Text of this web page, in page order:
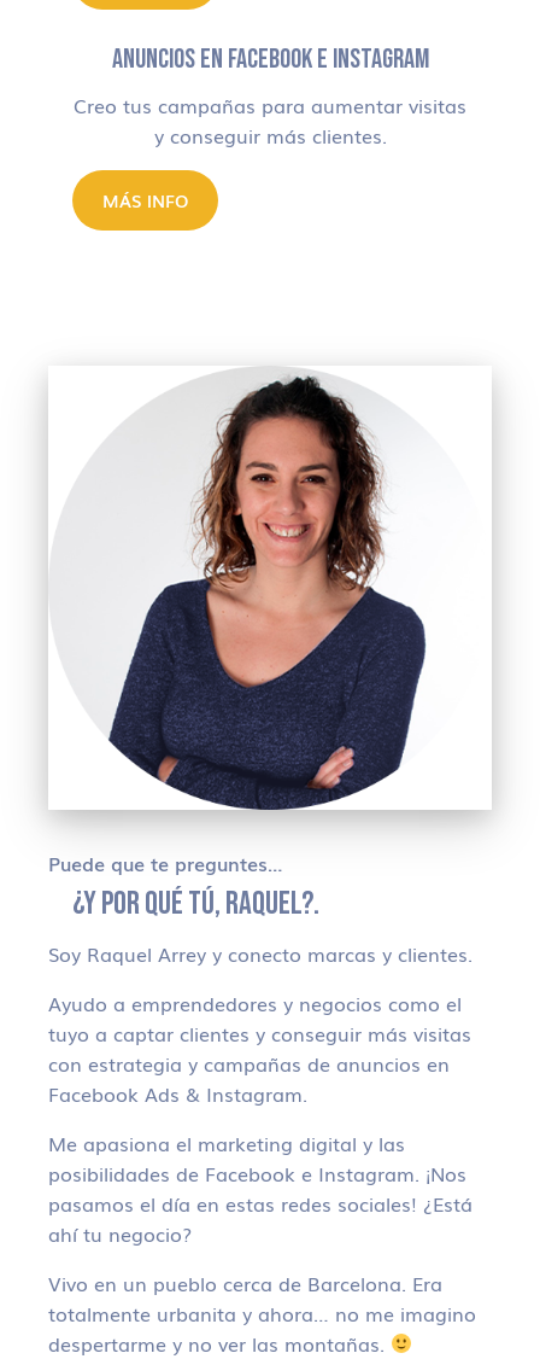
ANUNCIOS EN FACEBOOK E INSTAGRAM
Creo tus campañas para aumentar visitas
y conseguir más clientes.
MÁS INFO
Puede que te preguntes…
¿Y POR QUÉ TÚ, RAQUEL?.
Soy Raquel Arrey y conecto marcas y clientes.
Ayudo a emprendedores y negocios como el
tuyo a captar clientes y conseguir más visitas
con estrategia y campañas de anuncios en
Facebook Ads & Instagram.
Me apasiona el marketing digital y las
posibilidades de Facebook e Instagram. ¡Nos
pasamos el día en estas redes sociales! ¿Está
ahí tu negocio?
Vivo en un pueblo cerca de Barcelona. Era
totalmente urbanita y ahora… no me imagino
despertarme y no ver las montañas.